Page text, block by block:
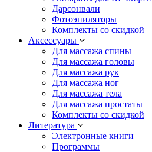
Дарсонвали
Фотоэпиляторы
Комплекты со скидкой
Аксессуары
Для массажа спины
Для массажа головы
Для массажа рук
Для массажа ног
Для массажа тела
Для массажа простаты
Комплекты со скидкой
Литература
Электронные книги
Программы